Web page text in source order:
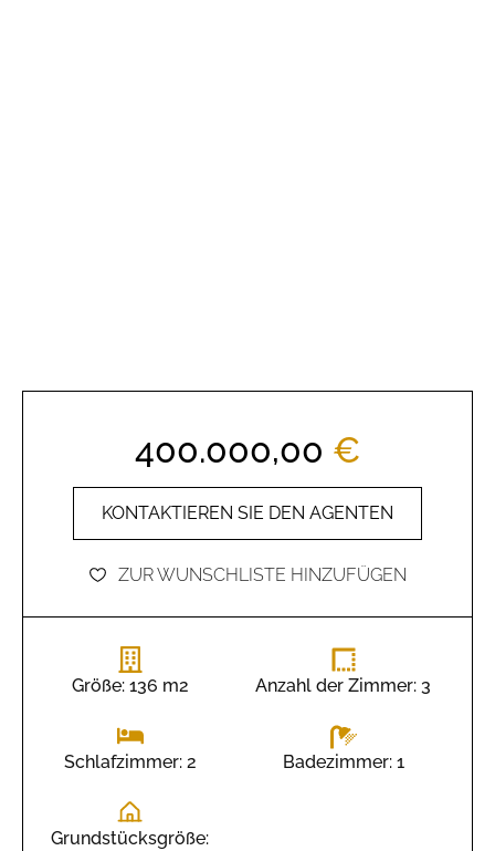
400.000,00 €
KONTAKTIEREN SIE DEN AGENTEN
ZUR WUNSCHLISTE HINZUFÜGEN
Größe: 136 m2 Anzahl der Zimmer: 3
Schlafzimmer: 2 Badezimmer: 1
Grundstücksgröße: